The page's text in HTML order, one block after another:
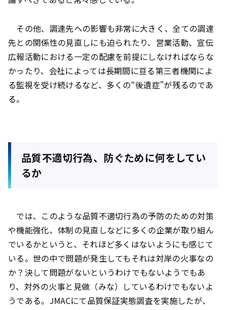
その他、調達先への影響も非常に大きく、全ての調達
先との関係性の見直しにも迫られたり、営業活動、宣伝
広報活動における一定の配慮を前提にしなければならな
かったり、会社によっては長期間に亘る第三者機関によ
る監視を受け続けるなど、多くの“後遺症”が残るのであ
る。
品質不適切行為、防ぐために何をしてい
るか
では、このような品質不適切行為の予防のための対策
や機能強化、体制の見直しなどに多くの企業が取り組ん
でいるかというと、それほど多くはないようにも感じて
いる。世の中で問題が発生してもそれは対岸の火事なの
か？決して問題がないというわけでもないようでもあ
り、対外の火事と見做（みな）しているわけでもないよ
うである。JMACにて品質保証実態調査を実施したが、